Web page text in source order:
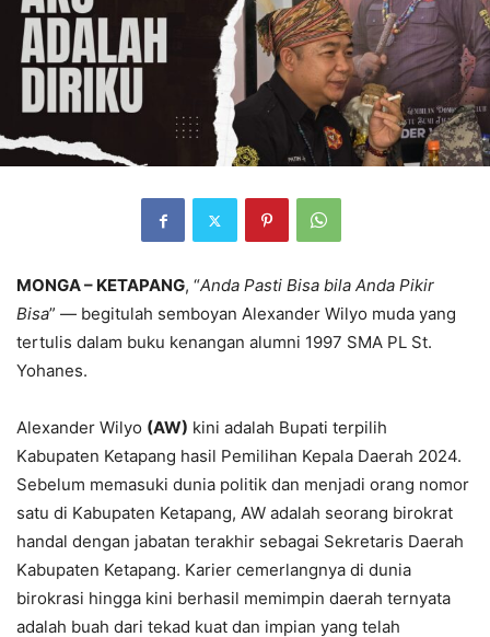
MONGA – KETAPANG, “Anda Pasti Bisa bila Anda Pikir
Bisa” — begitulah semboyan Alexander Wilyo muda yang
tertulis dalam buku kenangan alumni 1997 SMA PL St.
Yohanes.
Alexander Wilyo (AW) kini adalah Bupati terpilih
Kabupaten Ketapang hasil Pemilihan Kepala Daerah 2024.
Sebelum memasuki dunia politik dan menjadi orang nomor
satu di Kabupaten Ketapang, AW adalah seorang birokrat
handal dengan jabatan terakhir sebagai Sekretaris Daerah
Kabupaten Ketapang. Karier cemerlangnya di dunia
birokrasi hingga kini berhasil memimpin daerah ternyata
adalah buah dari tekad kuat dan impian yang telah